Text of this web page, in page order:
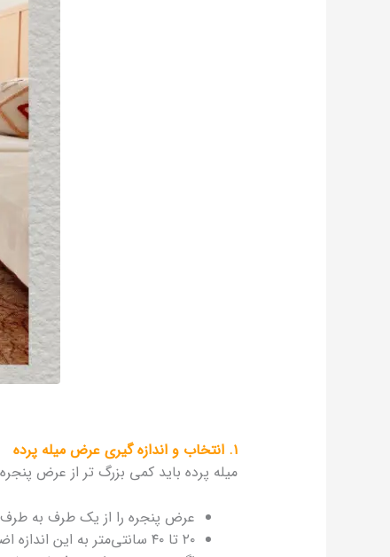
۱. انتخاب و اندازه‌ گیری عرض میله پرده
میله پرده باید کمی بزرگ‌ تر از عرض
عرض پنجره را از یک طرف به طرف
۲۰ تا ۴۰ سانتی‌متر به این اندازه اضافه کنید. این کار باعث می‌شود پرده کامل‌تر به نظر برسد و از عبور نور از اطراف جلوگیری شود.